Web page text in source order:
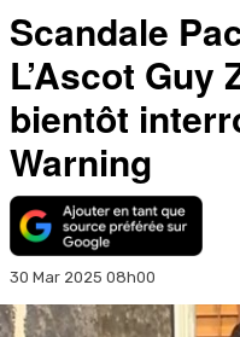
Scandale
L’Ascot Guy
bientôt
Warning
30 Mar 2025 08h00